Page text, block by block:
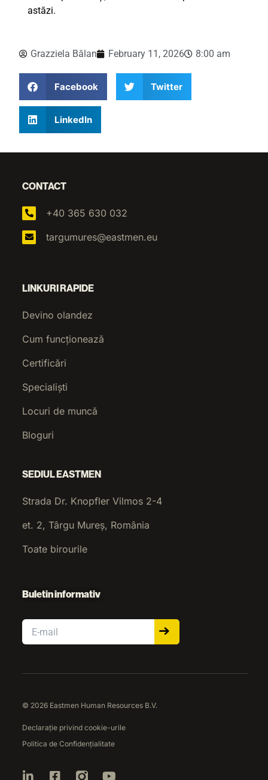
astăzi.
Grazziela Bălan February 11, 2026 8:00 am
Facebook Twitter
LinkedIn
CONTACT
+40 365 630 032
targumures@eastmen.eu
LINKURI RAPIDE
Devino olandez
Cum funcționează
Certificări
Specialiști
Locuri de muncă
Bloguri
SEDIUL EASTMEN
Strada Dr. Knopfler Vilmos 2-4
et. 2, Târgu Mureș, România
Toate birourile
Buletin informativ
Email
© 2026 Eastmen Human Resources B.V.
Declarație privind cookie-urile
Politica de Confidențialitate